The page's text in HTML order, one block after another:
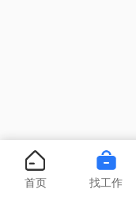
首页 找工作